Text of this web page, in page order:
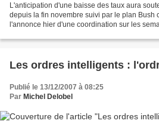
L'anticipation d'une baisse des taux aura
depuis la fin novembre suivi par le plan Bush
l'annonce hier d'une coordination sur les
Les ordres intelligents :
Publié le 13/12/2007 à 08:25
Par Michel Delobel